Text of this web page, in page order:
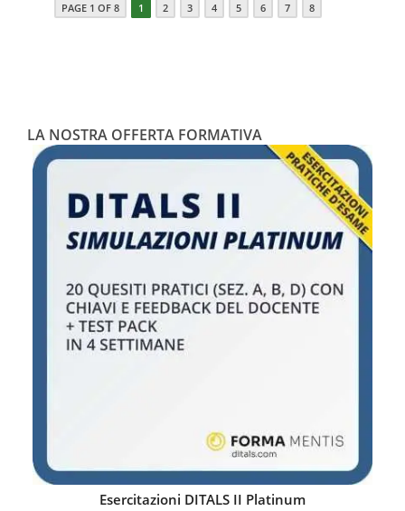
PAGE 1 OF 8 1 2 3 4 5 6 7 8
LA NOSTRA OFFERTA FORMATIVA
Esercitazioni CEDILS Silver